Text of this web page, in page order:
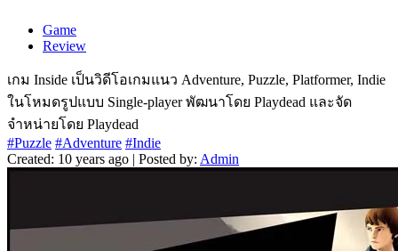
Game
Review
เกม Inside เป็นวิดีโอเกมแนว Adventure, Puzzle, Platformer, Indie
ในโหมดรูปแบบ Single-player พัฒนาโดย Playdead และจัด
จำหน่ายโดย Playdead
#Puzzle #Adventure #Indie
Created: 10 years ago | Posted by: Admin